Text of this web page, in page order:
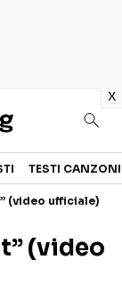
x
TESTI CANZONI
(video ufficiale)
(video